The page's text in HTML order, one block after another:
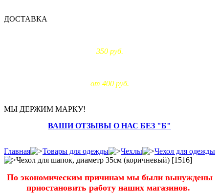
ДОСТАВКА
350 руб.
от 400 руб.
МЫ ДЕРЖИМ МАРКУ!
ВАШИ ОТЗЫВЫ О НАС БЕЗ "Б"
Главная Товары для одежды Чехлы
Чехол для одежды
Чехол для шапок, диаметр 35см (коричневый) [1516]
По экономическим причинам мы были вынуждены
приостановить работу наших магазинов.